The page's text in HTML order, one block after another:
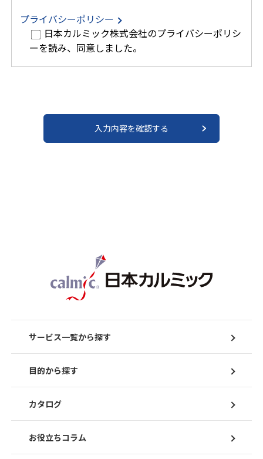
プライバシーポリシー
日本カルミック株式会社のプライバシーポリシ
ーを読み、同意しました。
サービス一覧から探す
目的から探す
カタログ
お役立ちコラム